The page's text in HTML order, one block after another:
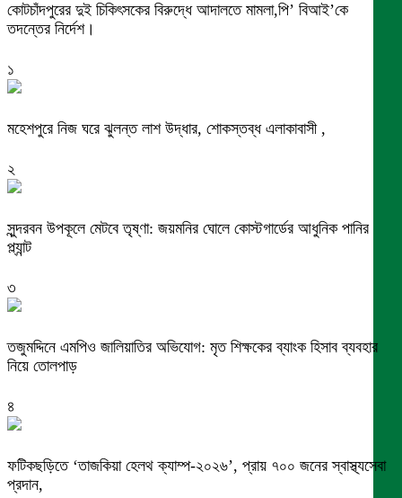
কোটচাঁদপুরের দুই চিকিৎসকের বিরুদ্ধে আদালতে মামলা,পি’ বিআই’কে
তদন্তের নির্দেশ।
১
মহেশপুরে নিজ ঘরে ঝুলন্ত লাশ উদ্ধার, শোকস্তব্ধ এলাকাবাসী ,
২
সুন্দরবন উপকূলে মেটবে তৃষ্ণা: জয়মনির ঘোলে কোস্টগার্ডের আধুনিক পানির
প্ল্যান্ট
৩
তজুমদ্দিনে এমপিও জালিয়াতির অভিযোগ: মৃত শিক্ষকের ব্যাংক হিসাব ব্যবহার
নিয়ে তোলপাড়
৪
ফটিকছড়িতে ‘তাজকিয়া হেলথ ক্যাম্প-২০২৬’, প্রায় ৭০০ জনের স্বাস্থ্যসেবা
প্রদান,